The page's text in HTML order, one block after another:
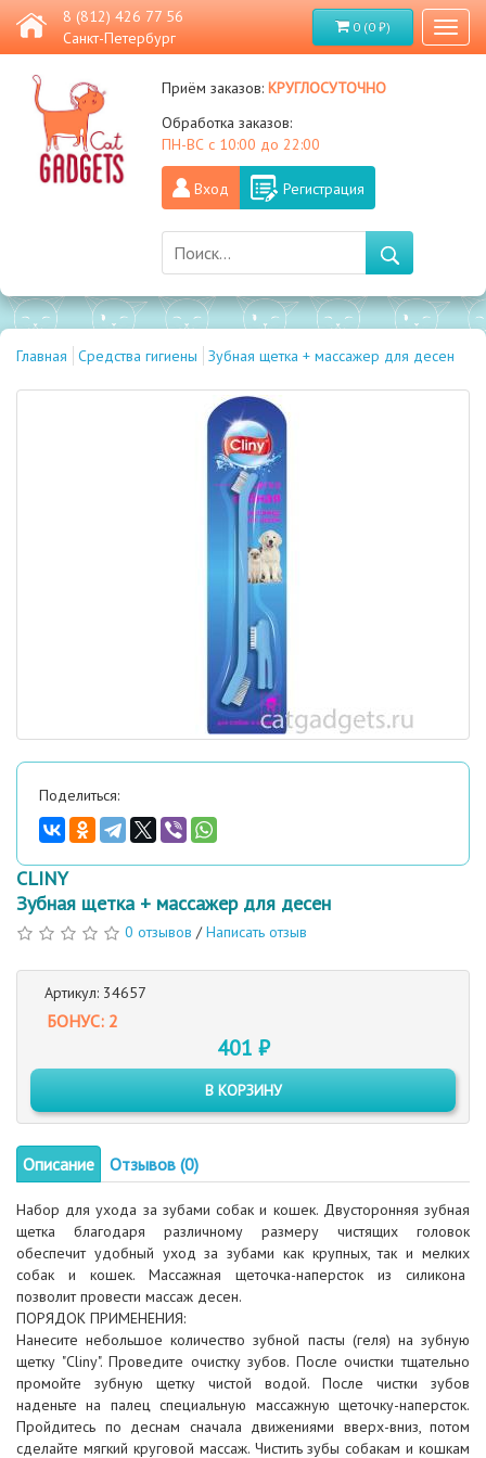
8 (812) 426 77 56
Санкт-Петербург
0 (0 ₽)
Приём заказов:круглосуточно
Обработка заказов:
ПН-ВС с 10:00 до 22:00
Вход Регистрация
Главная Средства гигиены Зубная щетка + массажер для десен
Поделиться:
CLINY
Зубная щетка + массажер для десен
0 отзывов /Написать отзыв
Артикул: 34657
БОНУС: 2
401 ₽
В КОРЗИНУ
Описание Отзывов (0)
Набор для ухода за зубами собак и кошек. Двусторонняя зубная
щетка благодаря различному размеру чистящих головок
обеспечит удобный уход за зубами как крупных, так и мелких
собак и кошек. Массажная щеточка-наперсток из силикона
позволит провести массаж десен.
ПОРЯДОК ПРИМЕНЕНИЯ:
Нанесите небольшое количество зубной пасты (геля) на зубную
щетку "Cliny". Проведите очистку зубов. После очистки тщательно
промойте зубную щетку чистой водой. После чистки зубов
наденьте на палец специальную массажную щеточку-наперсток.
Пройдитесь по деснам сначала движениями вверх-вниз, потом
сделайте мягкий круговой массаж. Чистить зубы собакам и кошкам